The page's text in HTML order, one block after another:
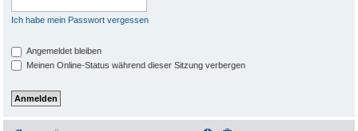
Ich habe mein Passwort vergessen
Angemeldet bleiben
Meinen Online-Status während dieser Sitzung verbergen